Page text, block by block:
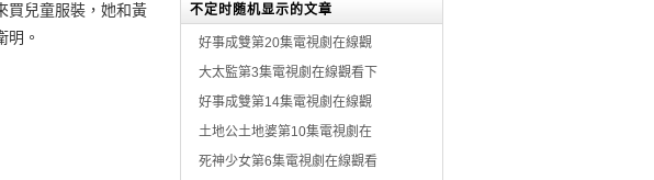
買兒童服裝，她和黃
明。
不定时随机显示的文章
好事成雙第20集電視劇在線觀
大太監第3集電視劇在線觀看下
好事成雙第14集電視劇在線觀
土地公土地婆第10集電視劇在
死神少女第6集電視劇在線觀看